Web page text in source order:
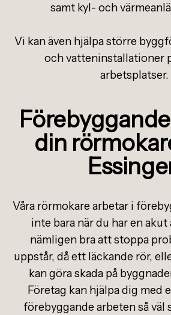
samt kyl- och
Vi kan även hjälpa större
och vatteninstallationer
arbetsplatser.
din
Våra rörmokare arbetar i
inte bara när du har en
nämligen bra att stoppa
uppstår, då ett läckande rör,
kan göra skada på
Företag kan hjälpa dig med
förebyggande arbeten så väl